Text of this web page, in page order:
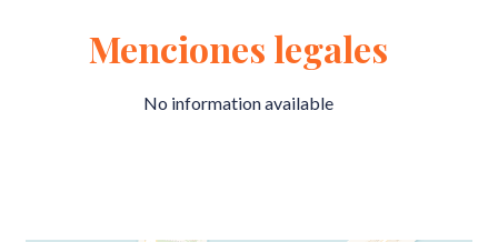
Menciones legales
No information available